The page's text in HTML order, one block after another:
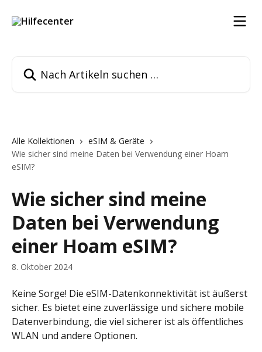
Alle Kollektionen
eSIM & Geräte
Wie sicher sind meine Daten bei Verwendung einer Hoam
eSIM?
Wie sicher sind meine
Daten bei Verwendung
einer Hoam eSIM?
8. Oktober 2024
Keine Sorge! Die eSIM-Datenkonnektivität ist äußerst
sicher. Es bietet eine zuverlässige und sichere mobile
Datenverbindung, die viel sicherer ist als öffentliches
WLAN und andere Optionen.